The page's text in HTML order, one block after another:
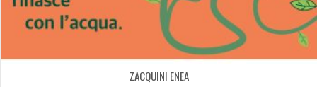
ZACQUINI ENEA